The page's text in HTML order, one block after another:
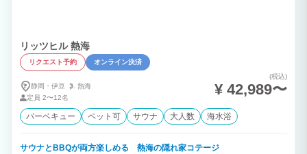
リッツヒル 熱海
リクエスト予約 オンライン決済
静岡・伊豆
熱海
定員 2〜12名
(税込)
¥ 42,989〜
バーベキュー ペット可 サウナ 大人数 海水浴
サウナとBBQが両方楽しめる 熱海の隠れ家コテージ